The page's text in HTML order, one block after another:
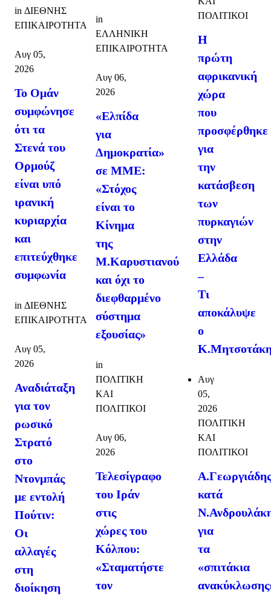
in ΔΙΕΘΝΗΣ
ΕΠΙΚΑΙΡΟΤΗΤΑ
Αυγ 05,
2026
Το Ομάν
συμφώνησε
ότι τα
Στενά του
Ορμούζ
είναι υπό
ιρανική
κυριαρχία
και
επιτεύχθηκε
συμφωνία
in ΔΙΕΘΝΗΣ
ΕΠΙΚΑΙΡΟΤΗΤΑ
Αυγ 05,
2026
Αναδιάταξη
για τον
ρωσικό
Στρατό
στο
Ντονμπάς
με εντολή
Πούτιν:
Οι
αλλαγές
στη
διοίκηση
in
ΕΛΛΗΝΙΚΗ
ΕΠΙΚΑΙΡΟΤΗΤΑ
Αυγ 06,
2026
«Ελπίδα
για
Δημοκρατία»
σε ΜΜΕ:
«Στόχος
είναι το
Κίνημα
της
Μ.Καρυστιανού
και όχι το
διεφθαρμένο
σύστημα
εξουσίας»
in
ΠΟΛΙΤΙΚΗ
ΚΑΙ
ΠΟΛΙΤΙΚΟΙ
Αυγ 06,
2026
Τελεσίγραφο
του Ιράν
στις
χώρες του
Κόλπου:
«Σταματήστε
τον
ΠΟΛΙΤΙΚΟΙ
Η
πρώτη
αφρικανική
χώρα
που
προσφέρθηκε
για
την
κατάσβεση
των
πυρκαγιών
στην
Ελλάδα
–
Τι
αποκάλυψε
ο
Αυγ
05,
2026
ΠΟΛΙΤΙΚΗ
ΚΑΙ
ΠΟΛΙΤΙΚΟΙ
Α.Γεωργιάδης
κατά
για
τα
«σπιτάκια